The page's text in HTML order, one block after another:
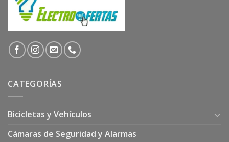
CATEGORÍAS
Bicicletas y Vehículos
Cámaras de Seguridad y Alarmas